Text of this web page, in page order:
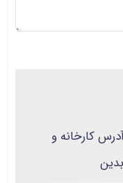
کارخانه و